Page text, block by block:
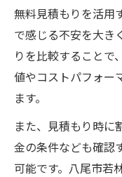
今注目の近距
近距離引
八尾市の
引越し比
近距離引
無料見積もりを活用
で感じる不安を大き
りを比較することで
値やコストパフォー
ます。
また、見積もり時に
金の条件なども確認
可能です。八尾市若